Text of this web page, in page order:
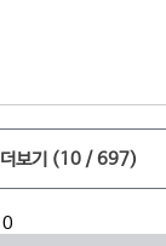
더보기 (10 / 697)